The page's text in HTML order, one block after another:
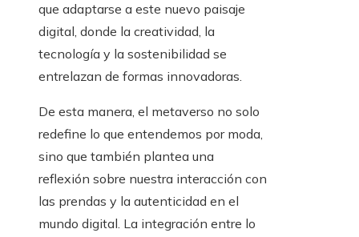
que adaptarse a este nuevo paisaje
digital, donde la creatividad, la
tecnología y la sostenibilidad se
entrelazan de formas innovadoras.
De esta manera, el metaverso no solo
redefine lo que entendemos por moda,
sino que también plantea una
reflexión sobre nuestra interacción con
las prendas y la autenticidad en el
mundo digital. La integración entre lo